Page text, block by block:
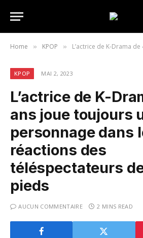
Home » KPOP » L’actrice de K-Drama de 48 ans joue toujours un
KPOP MAI 2, 2023
L’actrice de K-
ans joue toujours
personnage dans
réactions des
téléspectateurs
pieds
AUCUN COMMENTAIRE 2 MINS READ